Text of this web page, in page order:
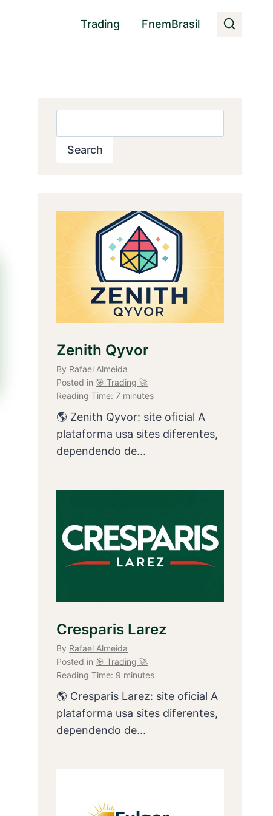
Trading FnemBrasil
Search
Zenith Qyvor
By Rafael Almeida
Posted in 🎯 Trading 🚀
Reading Time: 7 minutes
🌎 Zenith Qyvor: site oficial A
plataforma usa sites diferentes,
dependendo de...
Cresparis Larez
By Rafael Almeida
Posted in 🎯 Trading 🚀
Reading Time: 9 minutes
🌎 Cresparis Larez: site oficial A
plataforma usa sites diferentes,
dependendo de...